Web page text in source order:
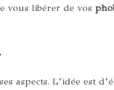
vous libérer de vos
aspects. L’idée est